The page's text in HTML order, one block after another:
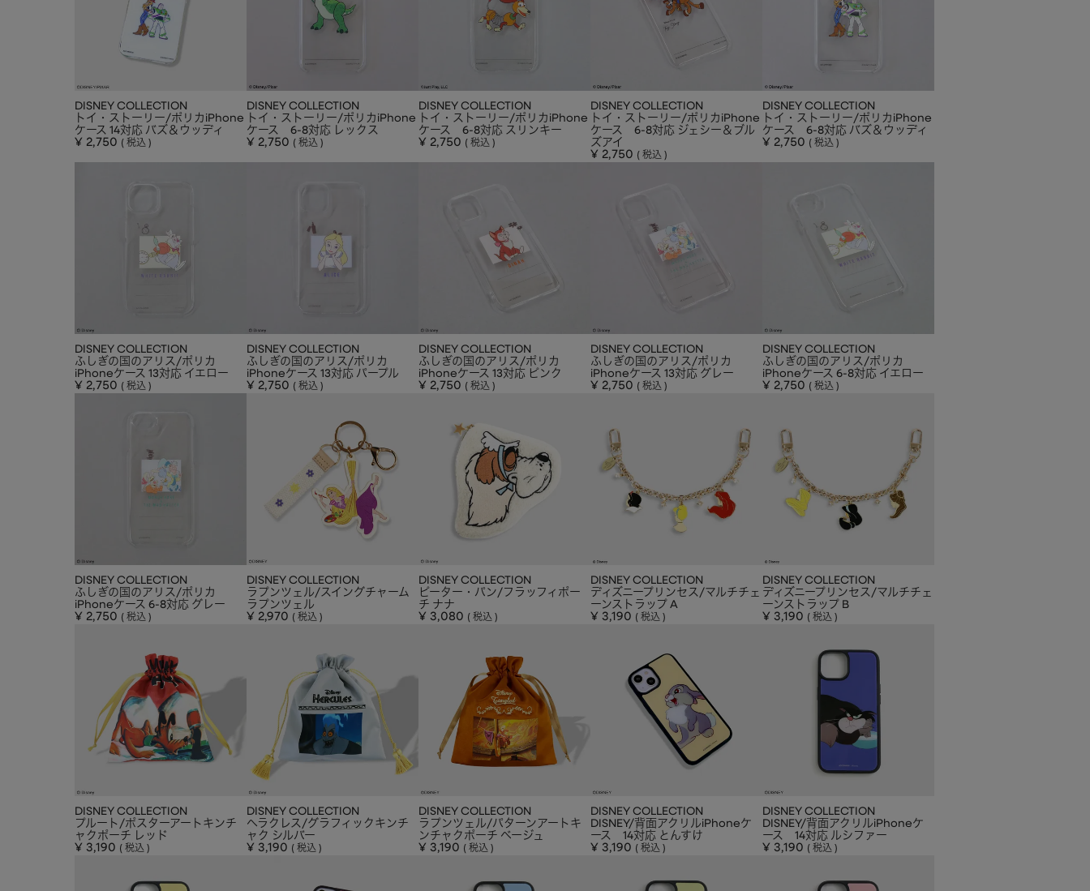
DISNEY COLLECTION
トイ・ストーリー/ポリカiPhone
ケース 14対応 バズ＆ウッディ
¥ 2,750 税込
DISNEY COLLECTION
トイ・ストーリー/ポリカiPhone
ケース 6-8対応 レックス
¥ 2,750 税込
DISNEY COLLECTION
トイ・ストーリー/ポリカiPhone
ケース 6-8対応 スリンキー
¥ 2,750 税込
DISNEY COLLECTION
トイ・ストーリー/ポリカiPhone
ケース 6-8対応 ジェシー＆ブル
ズアイ
¥ 2,750 税込
DISNEY COLLECTION
トイ・ストーリー/ポリカiPhone
ケース 6-8対応 バズ＆ウッディ
¥ 2,750 税込
DISNEY COLLECTION
ふしぎの国のアリス/ポリカ
iPhoneケース 13対応 イエロー
¥ 2,750 税込
DISNEY COLLECTION
ふしぎの国のアリス/ポリカ
iPhoneケース 13対応 パープル
¥ 2,750 税込
DISNEY COLLECTION
ふしぎの国のアリス/ポリカ
iPhoneケース 13対応 ピンク
¥ 2,750 税込
DISNEY COLLECTION
ふしぎの国のアリス/ポリカ
iPhoneケース 13対応 グレー
¥ 2,750 税込
DISNEY COLLECTION
ふしぎの国のアリス/ポリカ
iPhoneケース 6-8対応 イエロー
¥ 2,750 税込
DISNEY COLLECTION
ふしぎの国のアリス/ポリカ
iPhoneケース 6-8対応 グレー
¥ 2,750 税込
DISNEY COLLECTION
ラプンツェル/スイングチャーム
ラプンツェル
¥ 2,970 税込
DISNEY COLLECTION
ピーター・パン/フラッフィポー
チ ナナ
¥ 3,080 税込
DISNEY COLLECTION
ディズニープリンセス/マルチチェ
ーンストラップ A
¥ 3,190 税込
DISNEY COLLECTION
ディズニープリンセス/マルチチェ
ーンストラップ B
¥ 3,190 税込
DISNEY COLLECTION
プルート/ポスターアートキンチ
ャクポーチ レッド
¥ 3,190 税込
DISNEY COLLECTION
ヘラクレス/グラフィックキンチ
ャク シルバー
¥ 3,190 税込
DISNEY COLLECTION
ラプンツェル/パターンアートキ
ンチャクポーチ ベージュ
¥ 3,190 税込
DISNEY COLLECTION
DISNEY/背面アクリルiPhoneケ
ース 14対応 とんすけ
¥ 3,190 税込
DISNEY COLLECTION
DISNEY/背面アクリルiPhoneケ
ース 14対応 ルシファー
¥ 3,190 税込